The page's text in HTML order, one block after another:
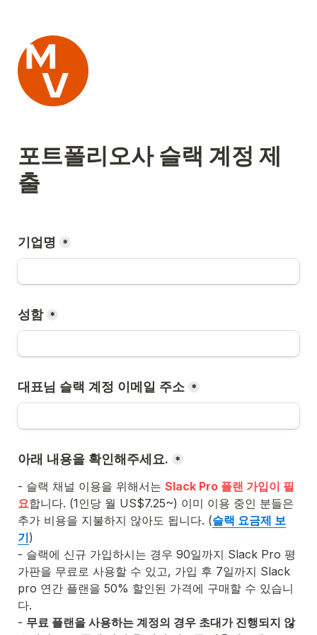
포트폴리오사 슬랙 계정 제
출
기업명 *
성함 *
대표님 슬랙 계정 이메일 주소 *
아래 내용을 확인해주세요. *
- 슬랙 채널 이용을 위해서는 Slack Pro 플랜 가입이 필
요합니다. (1인당 월 US$7.25~) 이미 이용 중인 분들은
추가 비용을 지불하지 않아도 됩니다. (슬랙 요금제 보
기)
- 슬랙에 신규 가입하시는 경우 90일까지 Slack Pro 평
가판을 무료로 사용할 수 있고, 가입 후 7일까지 Slack
pro 연간 플랜을 50% 할인된 가격에 구매할 수 있습니
다.
- 무료 플랜을 사용하는 계정의 경우 초대가 진행되지 않